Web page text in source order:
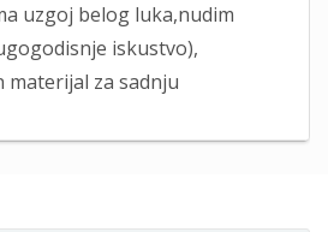
uzgoj belog luka,nudim
iskustvo),
materijal za sadnju